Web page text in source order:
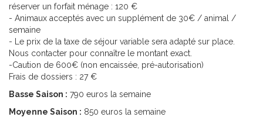
réserver un forfait ménage : 120 €
- Animaux acceptés avec un supplément de 30€ / animal /
semaine
- Le prix de la taxe de séjour variable sera adapté sur place.
Nous contacter pour connaître le montant exact.
-Caution de 600€ (non encaissée, pré-autorisation)
Frais de dossiers : 27 €
Basse Saison : 790 euros la semaine
Moyenne Saison : 850 euros la semaine